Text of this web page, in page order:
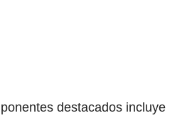
destacados incluye